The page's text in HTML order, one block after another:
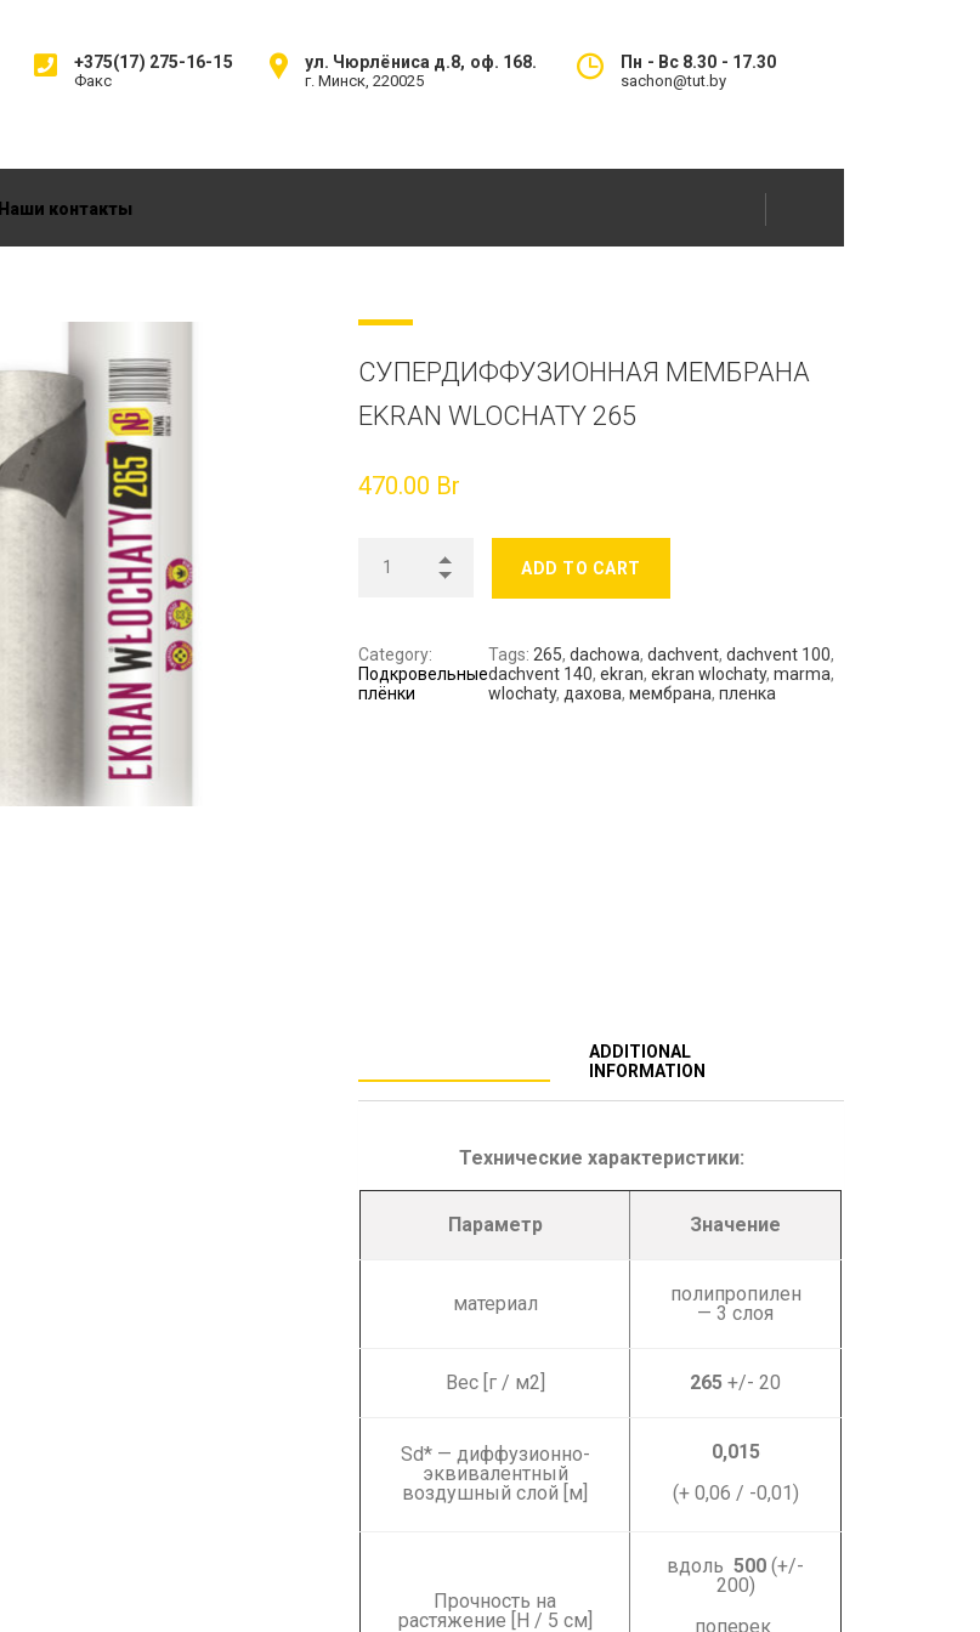
+375(17) 275-16-15
Факс
ул. Чюрлёниса д.8, оф. 168.
г. Минск, 220025
Пн - Вс 8.30 - 17.30
sachon@tut.by
Наши контакты
СУПЕРДИФФУЗИОННАЯ МЕМБРАНА
EKRAN WLOCHATY 265
470.00 Br
ADD TO CART
Category:
Подкровельные
плёнки
Tags: 265,dachowa,dachvent,dachvent 100,
dachvent 140,ekran,ekran wlochaty,marma,
wlochaty, дахова,мембрана,пленка
ADDITIONAL
INFORMATION
Технические характеристики:
Параметр Значение
материал
полипропилен
— 3 слоя
Вес [г / м2] 265 +/- 20
Sd* — диффузионно-
эквивалентный
воздушный слой [м]
0,015
(+ 0,06 / -0,01)
Прочность на
растяжение [Н / 5 см]
вдоль500 (+/-
200)
поперек